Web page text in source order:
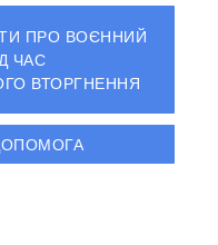
ПРО ВОЄННИЙ
ЧАС
ВТОРГНЕННЯ